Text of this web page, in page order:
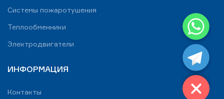
Системы пожаротушения
Теплообменники
Электродвигатели
ИНФОРМАЦИЯ
Контакты
WhatsApp
Telegram